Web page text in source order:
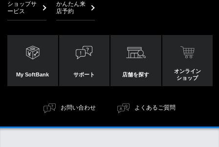
ショップサ
ービス
かんたん来
店予約
My SoftBank サポート 店舗を探す
オンライン
ショップ
お問い合わせ よくあるご質問